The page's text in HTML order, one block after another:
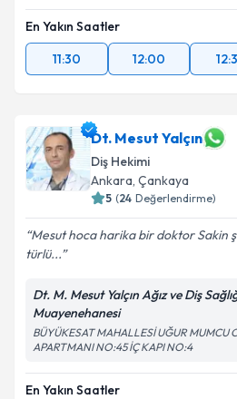
En Yakın Saatler
11:30
12:00
Dt. Mesut Yalçın
Diş Hekimi
Ankara, Çankaya
5 (24 Değerlendirme)
Mesut hoca harika bir doktor Sakin
türlü...
Dt. M. Mesut Yalçın Ağız ve Diş
Muayenehanesi
BÜYÜKESAT MAHALLESİ UĞUR MUMCU
APARTMANI NO:45 İÇ KAPI NO:4
En Yakın Saatler